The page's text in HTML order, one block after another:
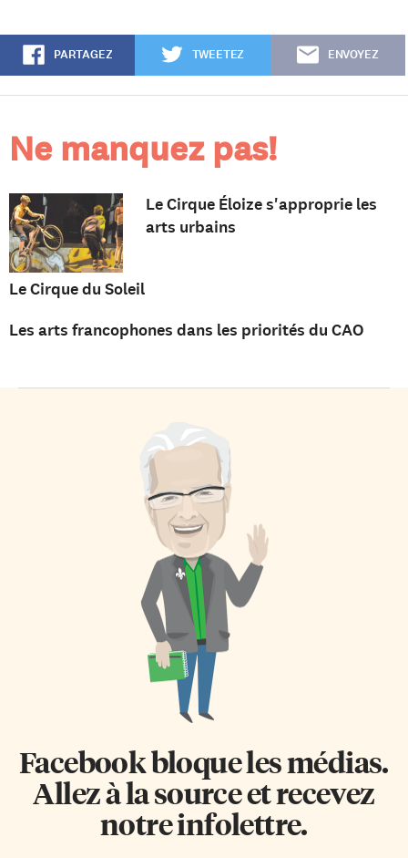
PARTAGEZ TWEETEZ ENVOYEZ
Ne manquez pas!
Le Cirque Éloize s'approprie les
arts urbains
Le Cirque du Soleil
Les arts francophones dans les priorités du CAO
Facebook bloque les médias.
Allez à la source et recevez
notre infolettre.